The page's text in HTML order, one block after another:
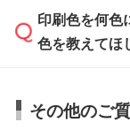
方」をご確
ムへ添付い
でお送りく
い合わせくだ
データ作成
サポートい
から添付し
印刷色を何色
色を教えてほ
お見積・ご注
相談いただ
その他のご